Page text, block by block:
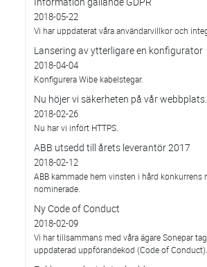
2018-05-22
Vi har uppdaterat våra användarvillkor och
Lansering av ytterligare en konfigurator
2018-04-04
Konfigurera Wibe kabelstegar.
Nu höjer vi säkerheten på vår webbplats.
2018-02-26
Nu har vi infört HTTPS.
ABB utsedd till årets leverantör 2017
2018-02-12
ABB kammade hem vinsten i hård konkurrens
nominerade.
Ny Code of Conduct
2018-02-09
Vi har tillsammans med våra ägare Sonepar
uppdaterad uppförandekod (Code of Conduct).